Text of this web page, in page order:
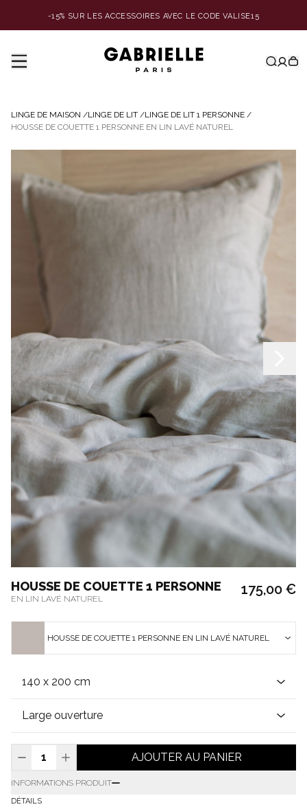
-15% SUR LES ACCESSOIRES AVEC LE CODE VALISE15
LINGE DE MAISON /LINGE DE LIT /LINGE DE LIT 1 PERSONNE /
HOUSSE DE COUETTE 1 PERSONNE EN LIN LAVÉ NATUREL
HOUSSE DE COUETTE 1 PERSONNE
EN LIN LAVÉ NATUREL
175,00 €
HOUSSE DE COUETTE 1 PERSONNE EN LIN LAVÉ NATUREL
AJOUTER AU PANIER
INFORMATIONS PRODUIT
DÉTAILS